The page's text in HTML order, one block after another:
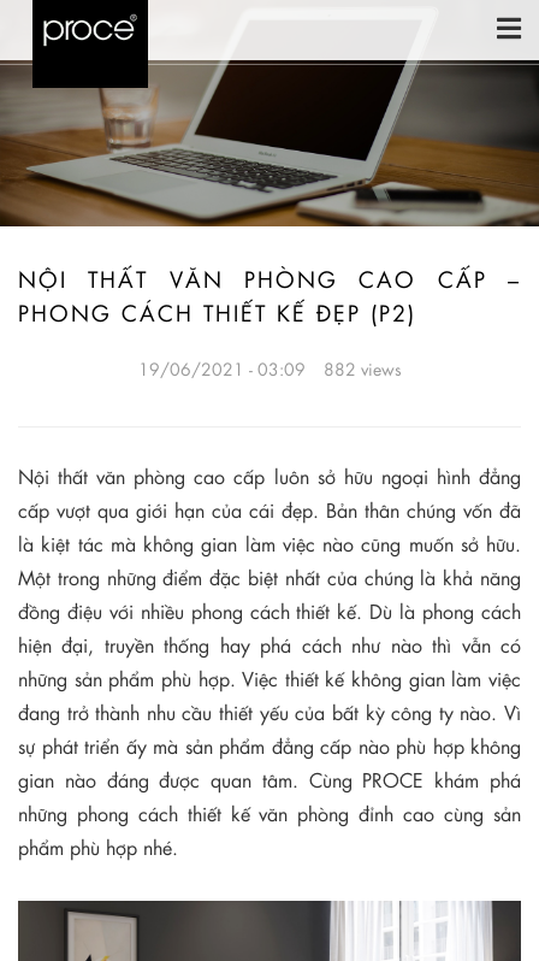
NỘI THẤT VĂN PHÒNG CAO CẤP –
PHONG CÁCH THIẾT KẾ ĐẸP (P2)
19/06/2021 - 03:09 882 views
Nội thất văn phòng cao cấp luôn sở hữu ngoại hình đẳng
cấp vượt qua giới hạn của cái đẹp. Bản thân chúng vốn đã
là kiệt tác mà không gian làm việc nào cũng muốn sở hữu.
Một trong những điểm đặc biệt nhất của chúng là khả năng
đồng điệu với nhiều phong cách thiết kế. Dù là phong cách
hiện đại, truyền thống hay phá cách như nào thì vẫn có
những sản phẩm phù hợp. Việc thiết kế không gian làm việc
đang trở thành nhu cầu thiết yếu của bất kỳ công ty nào. Vì
sự phát triển ấy mà sản phẩm đẳng cấp nào phù hợp không
gian nào đáng được quan tâm. Cùng PROCE khám phá
những phong cách thiết kế văn phòng đỉnh cao cùng sản
phẩm phù hợp nhé.